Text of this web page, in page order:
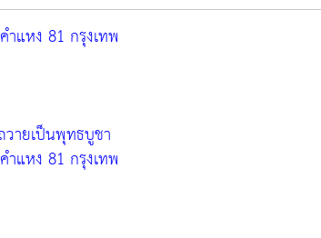
แหง 81 กรุงเทพ
ายเป็นพุทธบูชา
แหง 81 กรุงเทพ